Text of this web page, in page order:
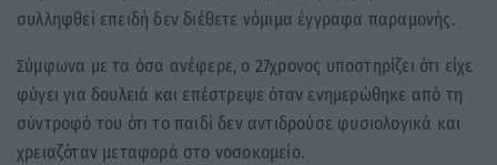
συλληφθεί επειδή δεν διέθετε νόμιμα έγγραφα παραμονής.
Σύμφωνα με τα όσα ανέφερε, ο 27χρονος υποστηρίζει ότι είχε
φύγει για δουλειά και επέστρεψε όταν ενημερώθηκε από τη
σύντροφό του ότι το παιδί δεν αντιδρούσε φυσιολογικά και
χρειαζόταν μεταφορά στο νοσοκομείο.